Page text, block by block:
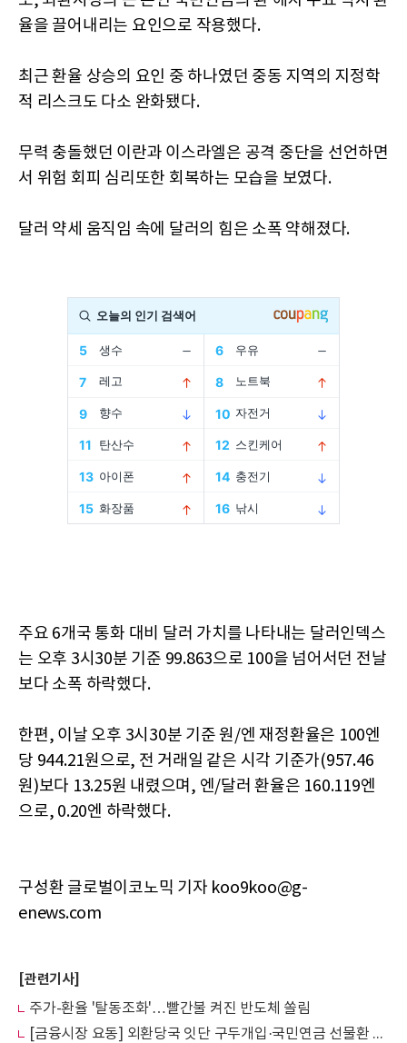
율을 끌어내리는 요인으로 작용했다.
최근 환율 상승의 요인 중 하나였던 중동 지역의 지정학
적 리스크도 다소 완화됐다.
무력 충돌했던 이란과 이스라엘은 공격 중단을 선언하면
서 위험 회피 심리또한 회복하는 모습을 보였다.
달러 약세 움직임 속에 달러의 힘은 소폭 약해졌다.
주요 6개국 통화 대비 달러 가치를 나타내는 달러인덱스
는 오후 3시30분 기준 99.863으로 100을 넘어서던 전날
보다 소폭 하락했다.
한편, 이날 오후 3시30분 기준 원/엔 재정환율은 100엔
당 944.21원으로, 전 거래일 같은 시각 기준가(957.46
원)보다 13.25원 내렸으며, 엔/달러 환율은 160.119엔
으로, 0.20엔 하락했다.
구성환 글로벌이코노믹 기자 koo9koo@g-
enews.com
[관련기사]
주가-환율 '탈동조화'…빨간불 켜진 반도체 쏠림
[금융시장 요동] 외환당국 잇단 구두개입·국민연금 선물환 매도… 환율 1535원 마감